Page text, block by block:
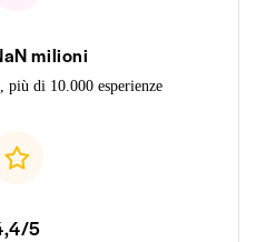
milioni
di 10.000 esperienze
5